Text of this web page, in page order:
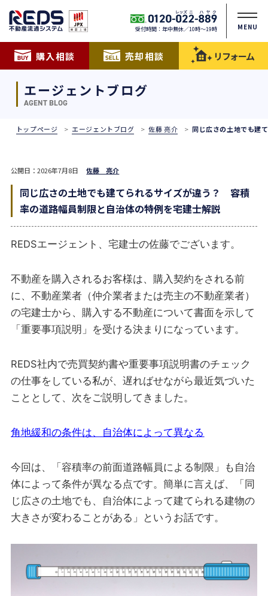
受付時間：年中無休／10時〜19時 MENU
購入相談 売却相談 リフォーム
エージェントブログ
AGENT BLOG
トップページ エージェントブログ 佐藤 亮介 同じ広さの土地でも建
公開日：2026年7月8日佐藤 亮介
同じ広さの土地でも建てられるサイズが違う？ 容積
率の道路幅員制限と自治体の特例を宅建士解説
REDSエージェント、宅建士の佐藤でございます。
不動産を購入されるお客様は、購入契約をされる前
に、不動産業者（仲介業者または売主の不動産業者）
の宅建士から、購入する不動産について書面を示して
「重要事項説明」を受ける決まりになっています。
REDS社内で売買契約書や重要事項説明書のチェック
の仕事をしている私が、遅ればせながら最近気づいた
こととして、次をご説明してきました。
角地緩和の条件は、自治体によって異なる
今回は、「容積率の前面道路幅員による制限」も自治
体によって条件が異なる点です。簡単に言えば、「同
じ広さの土地でも、自治体によって建てられる建物の
大きさが変わることがある」というお話です。